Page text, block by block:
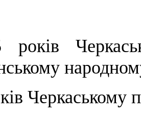
Черкаському